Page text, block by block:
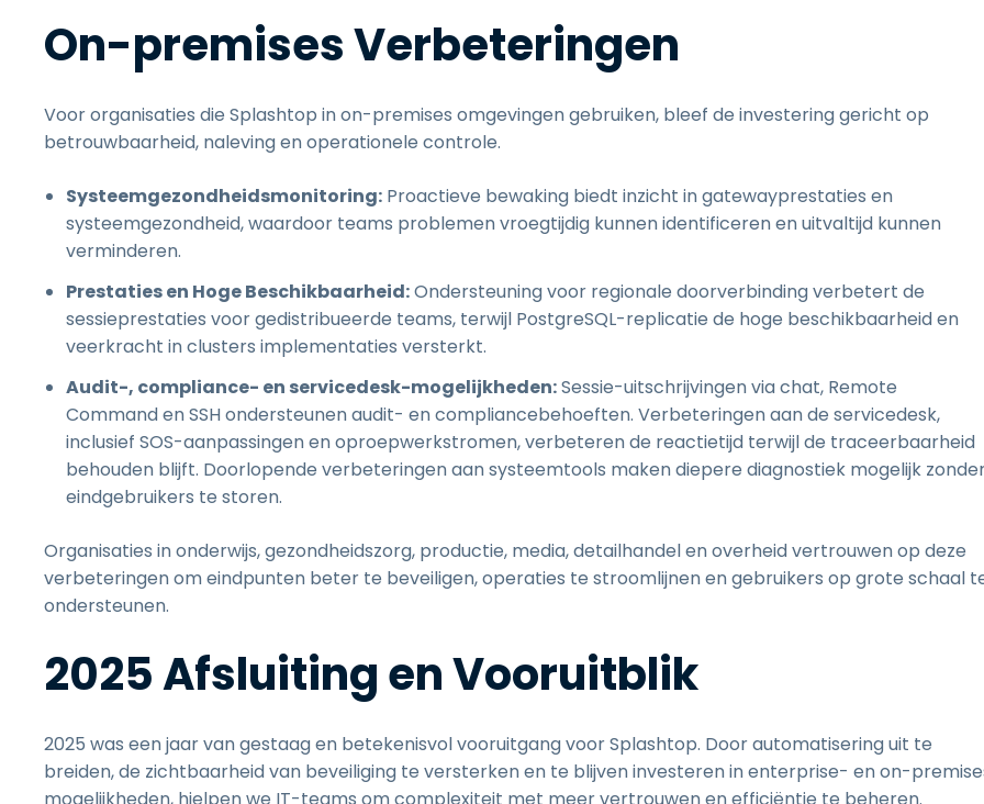
On-premises Verbeteringen
Voor organisaties die Splashtop in on-premises omgevingen gebruiken, bleef de investering gericht op
betrouwbaarheid, naleving en operationele controle.
Systeemgezondheidsmonitoring: Proactieve bewaking biedt inzicht in gatewayprestaties en
systeemgezondheid, waardoor teams problemen vroegtijdig kunnen identificeren en uitvaltijd kunnen
verminderen.
Prestaties en Hoge Beschikbaarheid:Ondersteuning voor regionale doorverbinding verbetert de
sessieprestaties voor gedistribueerde teams, terwijl PostgreSQL-replicatie de hoge beschikbaarheid en
veerkracht in clusters implementaties versterkt.
Audit-, compliance- en servicedesk-mogelijkheden:Sessie-uitschrijvingen via chat, Remote
Command en SSH ondersteunen audit- en compliancebehoeften. Verbeteringen aan de servicedesk,
inclusief SOS-aanpassingen en oproepwerkstromen, verbeteren de reactietijd terwijl de traceerbaarheid
behouden blijft. Doorlopende verbeteringen aan systeemtools maken diepere diagnostiek mogelijk
eindgebruikers te storen.
Organisaties in onderwijs, gezondheidszorg, productie, media, detailhandel en overheid vertrouwen op deze
verbeteringen om eindpunten beter te beveiligen, operaties te stroomlijnen en gebruikers op grote schaal
ondersteunen.
2025 Afsluiting en Vooruitblik
2025 was een jaar van gestaag en betekenisvol vooruitgang voor Splashtop. Door automatisering uit te
breiden, de zichtbaarheid van beveiliging te versterken en te blijven investeren in enterprise- en on-